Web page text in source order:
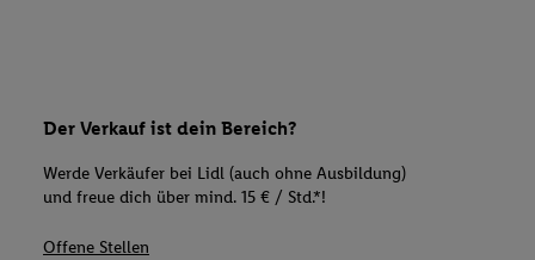
Der Verkauf ist dein Bereich?
Werde Verkäufer bei Lidl (auch ohne Ausbildung)
und freue dich über mind. 15 € / Std.*!
Offene Stellen